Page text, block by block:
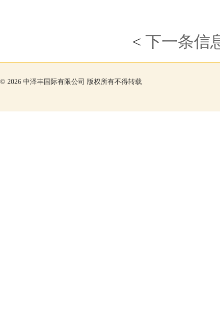
< 下一条信
© 2026 中泽丰国际有限公司 版权所有不得转载